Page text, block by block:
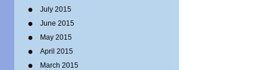
July 2015
June 2015
May 2015
April 2015
March 2015